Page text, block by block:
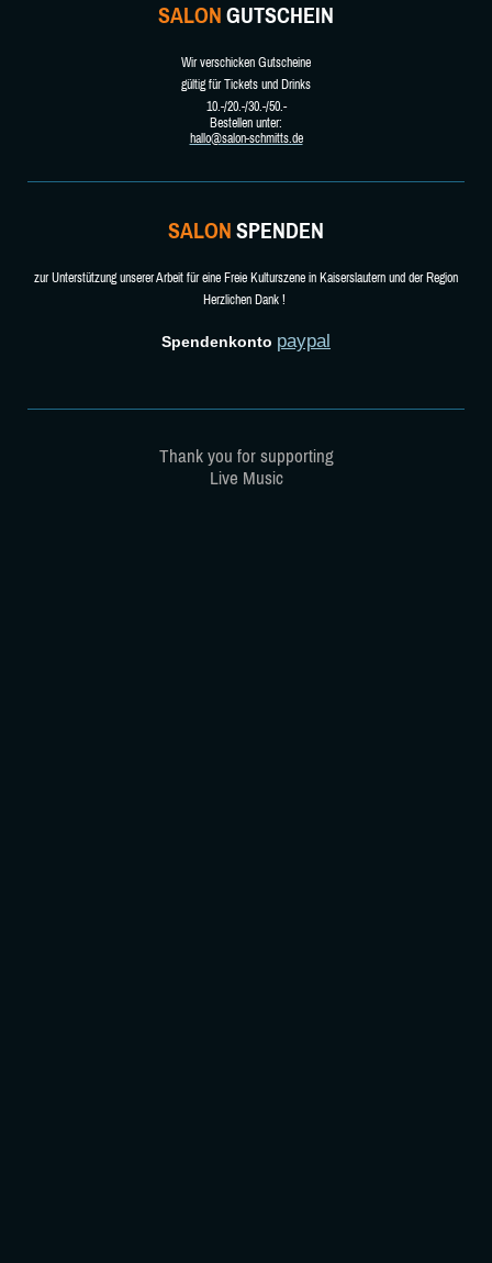
SALON GUTSCHEIN
Wir verschicken Gutscheine
gültig für Tickets und Drinks
10.-/20.-/30.-/50.-
Bestellen unter:
hallo@salon-schmitts.de
SALON SPENDEN
zur Unterstützung unserer Arbeit für eine Freie Kulturszene in Kaiserslautern und der Region
Herzlichen Dank !
Spendenkonto paypal
Thank you for supporting
Live Music